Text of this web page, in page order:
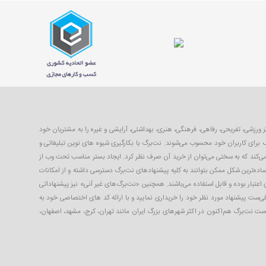
تا ۹۹ درصد تخفیف از بهترین مکان‌های شهر شامل رستوران‌ها، مراکز ورزشی، تفریحی، رفاهی، فرهنگی، هنری، بهداشتی، آرایشی و غیره را به مشتریان خود
کاربران خود محسوب می‌شوند. نت‌برگ با بکارگیری شیوه های نوین تبلیغاتی و
می‌کند که به سختی می‌توان از خرید آن صرف نظر کرد. ایجاد بستر مناسب تحت وب از
شکل ممکن بتوانند به کلیه پیشنهادهای نت‌برگ دسترسی داشته و از امکانات
بوده و قابل استفاده می‌باشند. همچنین «نت‌برگ‌های غیر آنی» نیز پیشنهاداتی
پیشنهاد مورد نظر خود را خریداری نمایید و با ارائه کد های اختصاصی خود به
نت‌برگ هم‌اکنون در اکثر شهرهای بزرگ ایران مانند تهران، کرج، مشهد، اصفهان،